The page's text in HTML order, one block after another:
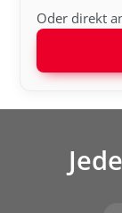
Oder direkt